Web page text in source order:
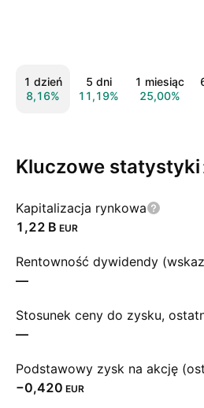
1 dzień
8,16%
5 dni
11,19%
1 miesiąc
25,00%
Kluczowe statystyki
Kapitalizacja rynkowa
‪1,22 B‬ EUR
Rentowność dywidendy
—
Stosunek ceny do zysku,
—
−0,420 EUR